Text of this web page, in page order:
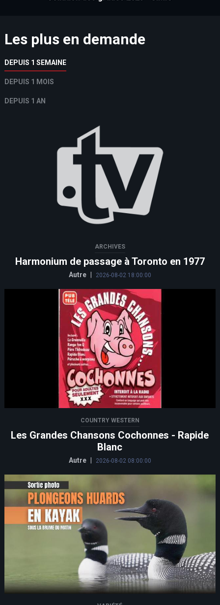
Les plus en demande
DEPUIS 1 SEMAINE
DEPUIS 1 MOIS
DEPUIS 1 AN
ARCHIVES
Harmonium de passage à Toronto en 1977
Autre 2026-08-02 18:00:00
COUNTRY WESTERN
Les Grandes Chansons Cochonnes - Rapide
Blanc
Autre 2026-08-02 08:00:00